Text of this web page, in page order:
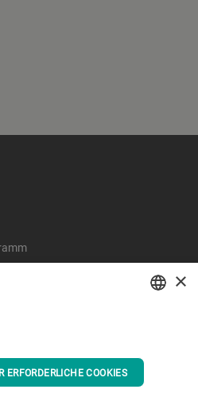
GERMAN
×
ERFORDERLICHE COOKIES